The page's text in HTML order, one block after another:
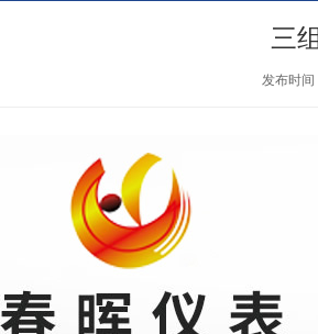
三
发布时